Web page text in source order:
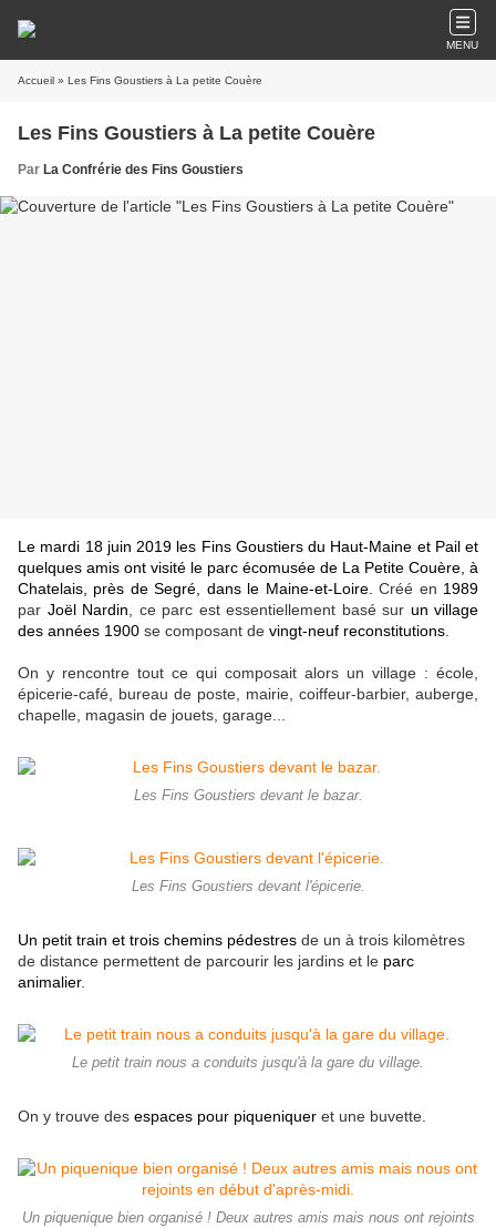
MENU
Accueil » Les Fins Goustiers à La petite Couère
Les Fins Goustiers à La petite Couère
Par La Confrérie des Fins Goustiers
Le mardi 18 juin 2019 les Fins Goustiers du Haut-Maine et Pail et
quelques amis ont visité le parc écomusée de La Petite Couère, à
Chatelais, près de Segré, dans le Maine-et-Loire. Créé en 1989
par Joël Nardin , ce parc est essentiellement basé sur un village
des années 1900 se composant de vingt-neuf reconstitutions
On y rencontre tout ce qui composait alors un village : école,
épicerie-café, bureau de poste, mairie, coiffeur-barbier, auberge,
chapelle, magasin de jouets, garage...
Les Fins Goustiers devant le bazar.
Les Fins Goustiers devant l'épicerie.
Un petit train et trois chemins pédestres de un à trois kilomètres
de distance permettent de parcourir les jardins et le parc
animalier.
Le petit train nous a conduits jusqu'à la gare du village.
On y trouve des espaces pour piqueniquer et une buvette.
Un piquenique bien organisé ! Deux autres amis mais nous ont rejoints